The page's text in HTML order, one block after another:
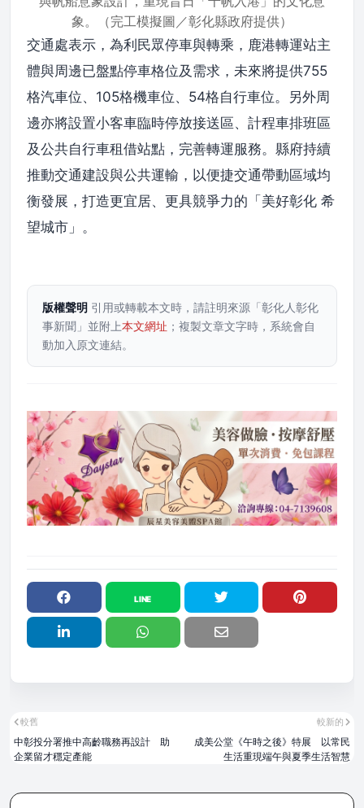
象。（完工模擬圖／彰化縣政府提供）
交通處表示，為利民眾停車與轉乘，鹿港轉運站主
體與周邊已盤點停車格位及需求，未來將提供755
格汽車位、105格機車位、54格自行車位。另外周
邊亦將設置小客車臨時停放接送區、計程車排班區
及公共自行車租借站點，完善轉運服務。縣府持續
推動交通建設與公共運輸，以便捷交通帶動區域均
衡發展，打造更宜居、更具競爭力的「美好彰化 希
望城市」。
版權聲明 引用或轉載本文時，請註明來源「彰化人彰化
事新聞」並附上本文網址 ；複製文章文字時，系統會自
動加入原文連結。
較新的
成美公堂《午時之後》特展 以常民
生活重現端午與夏季生活智慧
較舊
中彰投分署推中高齡職務再設計 助
企業留才穩定產能